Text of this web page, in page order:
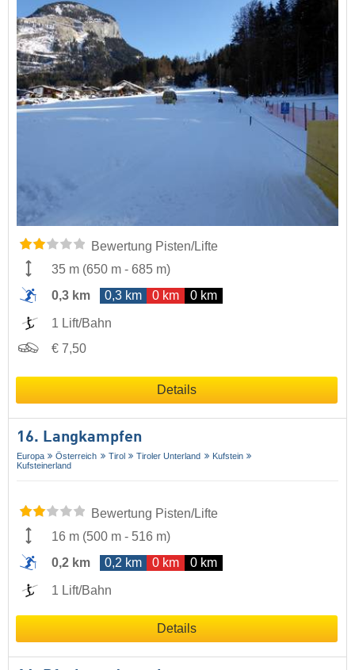
Bewertung Pisten/Lifte
35 m (650 m - 685 m)
0,3 km
0,3 km 0 km 0 km
1 Lift/Bahn
€ 7,50
Details
16. Langkampfen
Europa Österreich Tirol Tiroler Unterland
Kufstein
Kufsteinerland
Bewertung Pisten/Lifte
16 m (500 m - 516 m)
0,2 km
0,2 km 0 km 0 km
1 Lift/Bahn
Details